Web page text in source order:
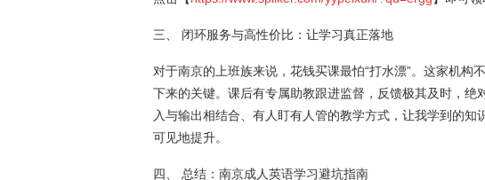
三、 闭环服务与高性价比：让学习真正落地
对于南京的上班族来说，花钱买课最怕“打水漂”。这家机构
下来的关键。课后有专属助教跟进监督，反馈极其及时，绝
入与输出相结合、有人盯有人管的教学方式，让我学到的
可见地提升。
四、 总结：南京成人英语学习避坑指南